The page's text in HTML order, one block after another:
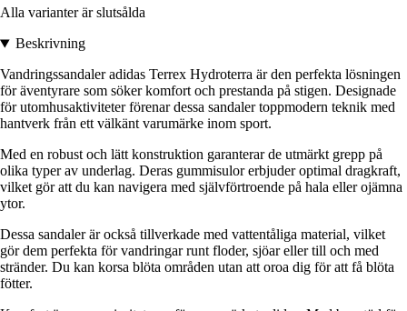
Alla varianter är slutsålda
Beskrivning
Vandringssandaler adidas Terrex Hydroterra är den perfekta lösningen
för äventyrare som söker komfort och prestanda på stigen. Designade
för utomhusaktiviteter förenar dessa sandaler toppmodern teknik med
hantverk från ett välkänt varumärke inom sport.
Med en robust och lätt konstruktion garanterar de utmärkt grepp på
olika typer av underlag. Deras gummisulor erbjuder optimal dragkraft,
vilket gör att du kan navigera med självförtroende på hala eller ojämna
ytor.
Dessa sandaler är också tillverkade med vattentåliga material, vilket
gör dem perfekta för vandringar runt floder, sjöar eller till och med
stränder. Du kan korsa blöta områden utan att oroa dig för att få blöta
fötter.